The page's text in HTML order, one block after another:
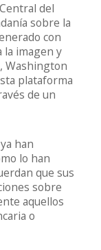
del
sobre la
con
la imagen y
Washington
plataforma
de un
han
lo han
que sus
sobre
aquellos
o